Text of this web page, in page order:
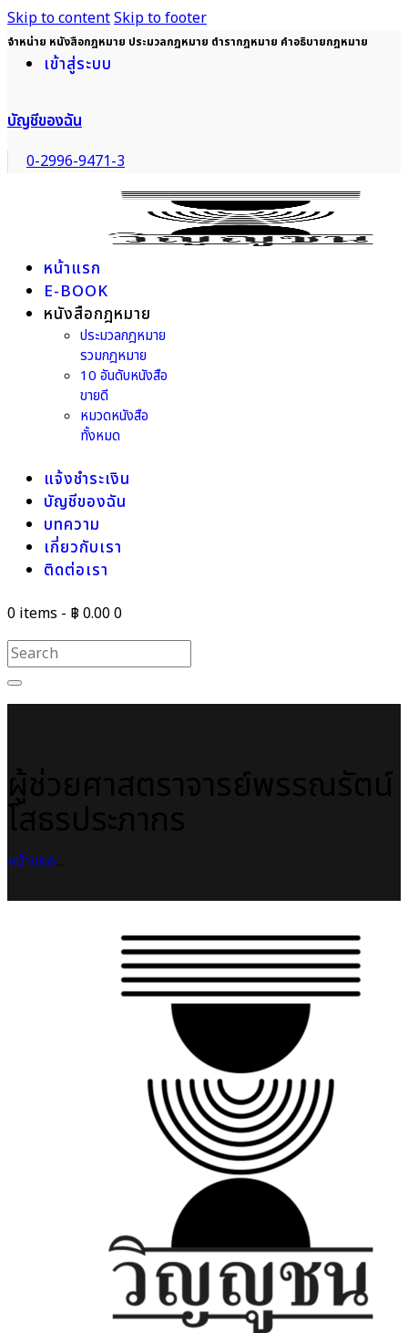
Skip to contentSkip to footer
จำหน่าย หนังสือกฎหมาย ประมวลกฎหมาย ตำรากฎหมาย คำอธิบายกฎหมาย
เข้าสู่ระบบ
บัญชีของฉัน
0-2996-9471-3
หน้าแรก
E-BOOK
หนังสือกฎหมาย
ประมวลกฎหมาย
รวมกฎหมาย
10 อันดับหนังสือ
ขายดี
หมวดหนังสือ
ทั้งหมด
แจ้งชำระเงิน
บัญชีของฉัน
บทความ
เกี่ยวกับเรา
ติดต่อเรา
0 items - ฿ 0.000
หน้าแรก